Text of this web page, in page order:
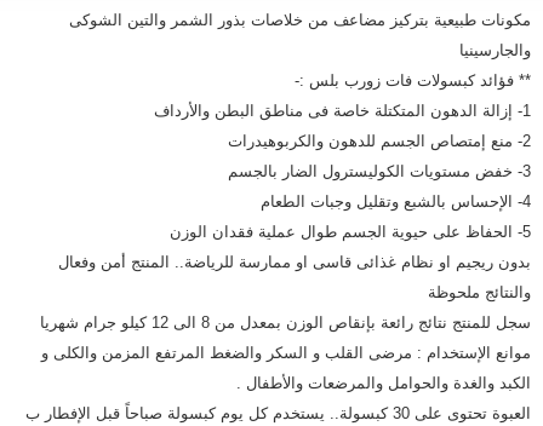
مكونات طبيعية بتركيز مضاعف من خلاصات بذور الشمر والتين الشوكى
والجارسينيا
** فؤائد كبسولات فات زورب بلس :-
1- إزالة الدهون المتكتلة خاصة فى مناطق البطن والأرداف
2- منع إمتصاص الجسم للدهون والكربوهيدرات
3- خفض مستويات الكوليسترول الضار بالجسم
4- الإحساس بالشبع وتقليل وجبات الطعام
5- الحفاظ على حيوية الجسم طوال عملية فقدان الوزن
بدون ريجيم او نظام غذائى قاسى او ممارسة للرياضة.. المنتج أمن وفعال
والنتائج ملحوظة
سجل للمنتج نتائج رائعة بإنقاص الوزن بمعدل من 8 الى 12 كيلو جرام شهريا
موانع الإستخدام : مرضى القلب و السكر والضغط المرتفع المزمن والكلى و
الكبد والغدة والحوامل والمرضعات والأطفال .
العبوة تحتوى على 30 كبسولة.. يستخدم كل يوم كبسولة صباحاً قبل الإفطار ب